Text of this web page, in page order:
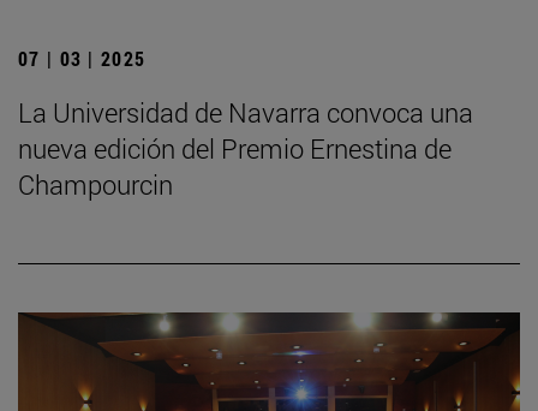
07 | 03 | 2025
La Universidad de Navarra convoca una
nueva edición del Premio Ernestina de
Champourcin